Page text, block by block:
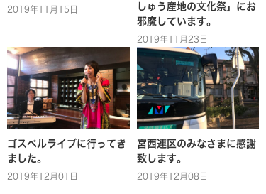
2019年11月15日
しゅう産地の文化祭」にお
邪魔しています。
2019年11月23日
ゴスペルライブに行ってき
ました。
2019年12月01日
宮西連区のみなさまに感謝
致します。
2019年12月08日